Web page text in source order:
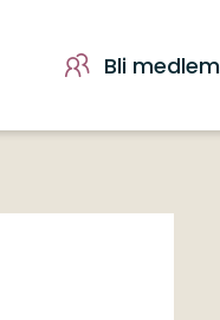
Bli medlem